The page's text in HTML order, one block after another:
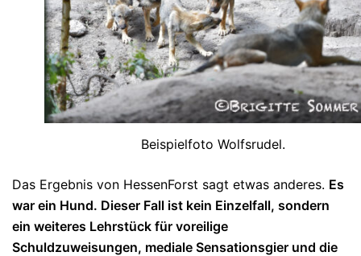
Beispielfoto Wolfsrudel.
Das Ergebnis von HessenForst sagt etwas anderes. Es
war ein Hund. Dieser Fall ist kein Einzelfall, sondern
ein weiteres Lehrstück für voreilige
Schuldzuweisungen, mediale Sensationsgier und die